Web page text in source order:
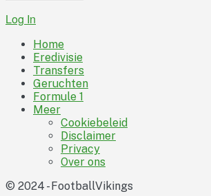
Log In
Home
Eredivisie
Transfers
Geruchten
Formule 1
Meer
Cookiebeleid
Disclaimer
Privacy
Over ons
© 2024 - FootballVikings